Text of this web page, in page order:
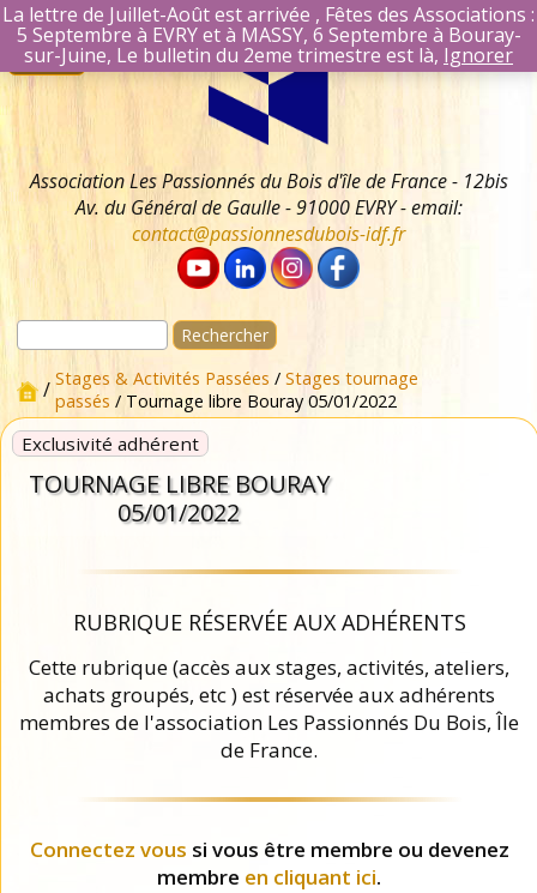
La lettre de Juillet-Août est arrivée , Fêtes des Associations :
5 Septembre à EVRY et à MASSY, 6 Septembre à Bouray-
sur-Juine, Le bulletin du 2eme trimestre est là, Ignorer
Association Les Passionnés du Bois d'île de France - 12bis
Av. du Général de Gaulle - 91000 EVRY - email:
contact@passionnesdubois-idf.fr
Menu
Aller
au
contenu
Se connecter
Rechercher :
/Stages & Activités Passées /Stages tournage
passés / Tournage libre Bouray 05/01/2022
Exclusivité adhérent
TOURNAGE LIBRE BOURAY
05/01/2022
RUBRIQUE RÉSERVÉE AUX ADHÉRENTS
Cette rubrique (accès aux stages, activités, ateliers,
achats groupés, etc ) est réservée aux adhérents
membres de l'association Les Passionnés Du Bois, Île
de France.
Connectez vous si vous être membre ou devenez
membre en cliquant ici.